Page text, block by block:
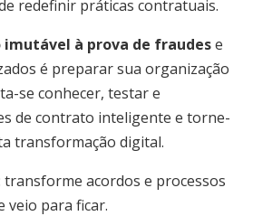
redefinir práticas contratuais.
à prova de fraudese
é preparar sua organização
se conhecer, testar e
de contrato inteligente e torne-
transformação digital.
acordos e processos
veio para ficar.